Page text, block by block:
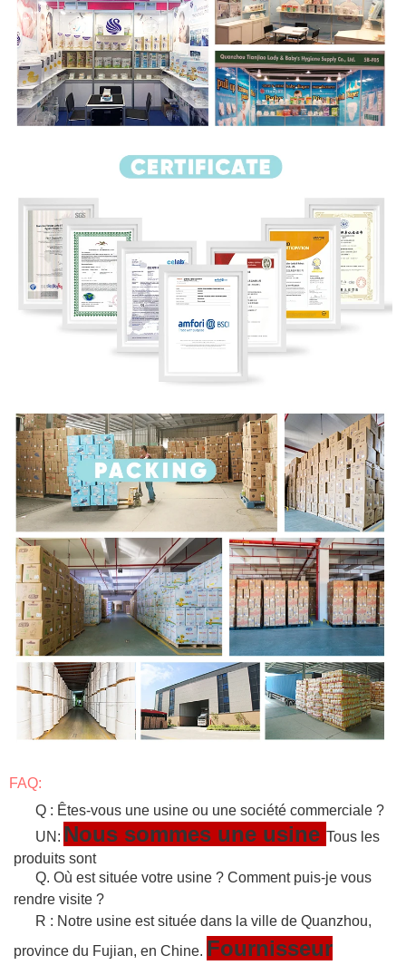
FAQ:
Q : Êtes-vous une usine ou une société commerciale ?
UN: Nous sommes une usine Tous les
produits sont
Q. Où est située votre usine ? Comment puis-je vous
rendre visite ?
R : Notre usine est située dans la ville de Quanzhou,
province du Fujian, en Chine. Fournisseur